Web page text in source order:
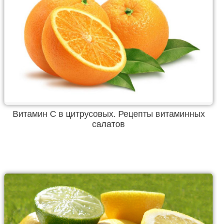
Витамин С в цитрусовых. Рецепты витаминных
салатов